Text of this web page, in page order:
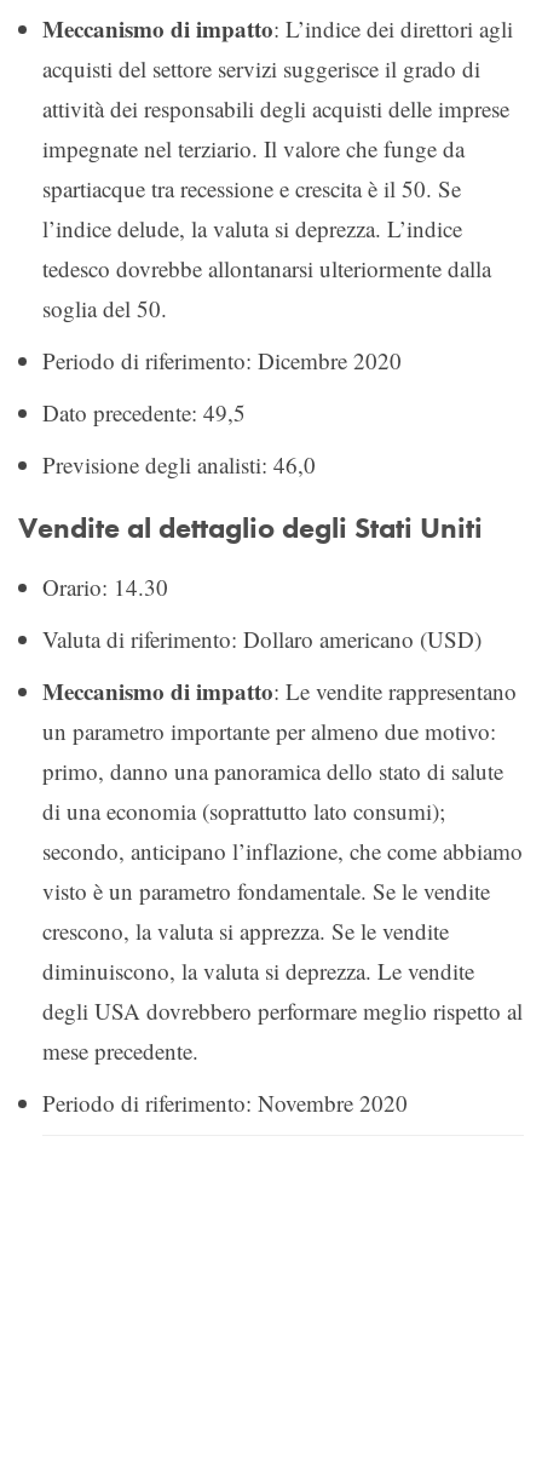
Meccanismo di impatto: L’indice dei direttori agli
acquisti del settore servizi suggerisce il grado di
attività dei responsabili degli acquisti delle imprese
impegnate nel terziario. Il valore che funge da
spartiacque tra recessione e crescita è il 50. Se
l’indice delude, la valuta si deprezza. L’indice
tedesco dovrebbe allontanarsi ulteriormente dalla
soglia del 50.
Periodo di riferimento: Dicembre 2020
Dato precedente: 49,5
Previsione degli analisti: 46,0
Vendite al dettaglio degli Stati Uniti
Orario: 14.30
Valuta di riferimento: Dollaro americano (USD)
Meccanismo di impatto: Le vendite rappresentano
un parametro importante per almeno due motivo:
primo, danno una panoramica dello stato di salute
di una economia (soprattutto lato consumi);
secondo, anticipano l’inflazione, che come abbiamo
visto è un parametro fondamentale. Se le vendite
crescono, la valuta si apprezza. Se le vendite
diminuiscono, la valuta si deprezza. Le vendite
degli USA dovrebbero performare meglio rispetto al
mese precedente.
Periodo di riferimento: Novembre 2020